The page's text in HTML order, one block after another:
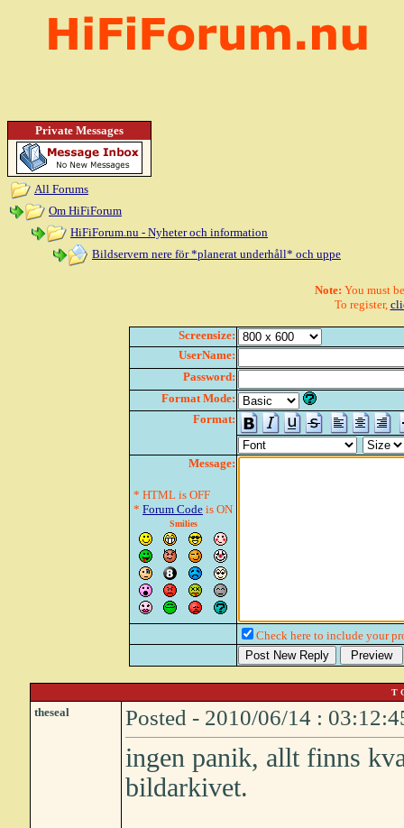
Private Messages
All Forums
Om HiFiForum
HiFiForum.nu - Nyheter och information
Bildservern nere för *planerat underhåll* och uppe
Note: You must
To register,
Screensize:
UserName:
Password:
Format Mode:
Format:
Message:
* HTML is OFF
* Forum Code is ON
Smilies
Check here to include your
T
theseal Posted - 2010/06/14 :
ingen panik, allt finns
bildarkivet.